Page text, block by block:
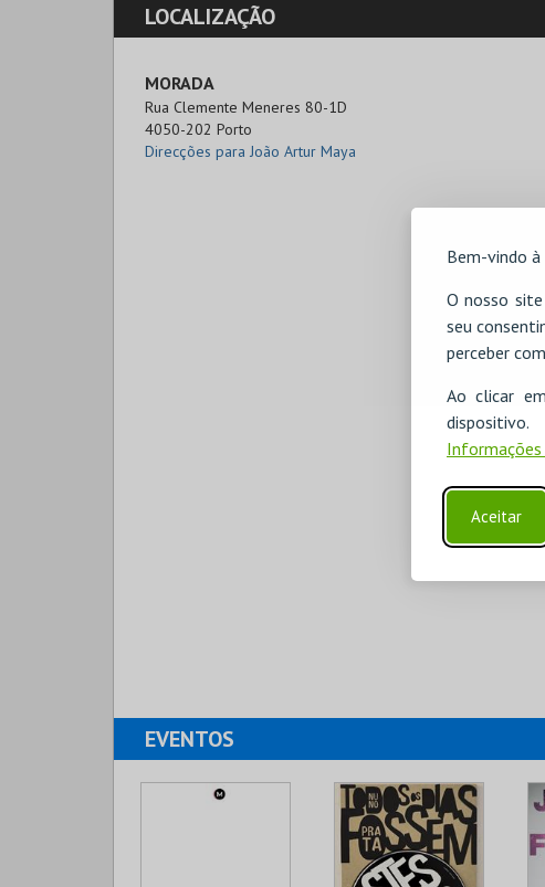
Bem-vindo à
O nosso
seu
perceber
Ao clicar
Informações
Aceitar
LOCALIZAÇÃO
MORADA
Rua Clemente Meneres 80-1D
4050-202 Porto
Direcções para João Artur Maya
EVENTOS